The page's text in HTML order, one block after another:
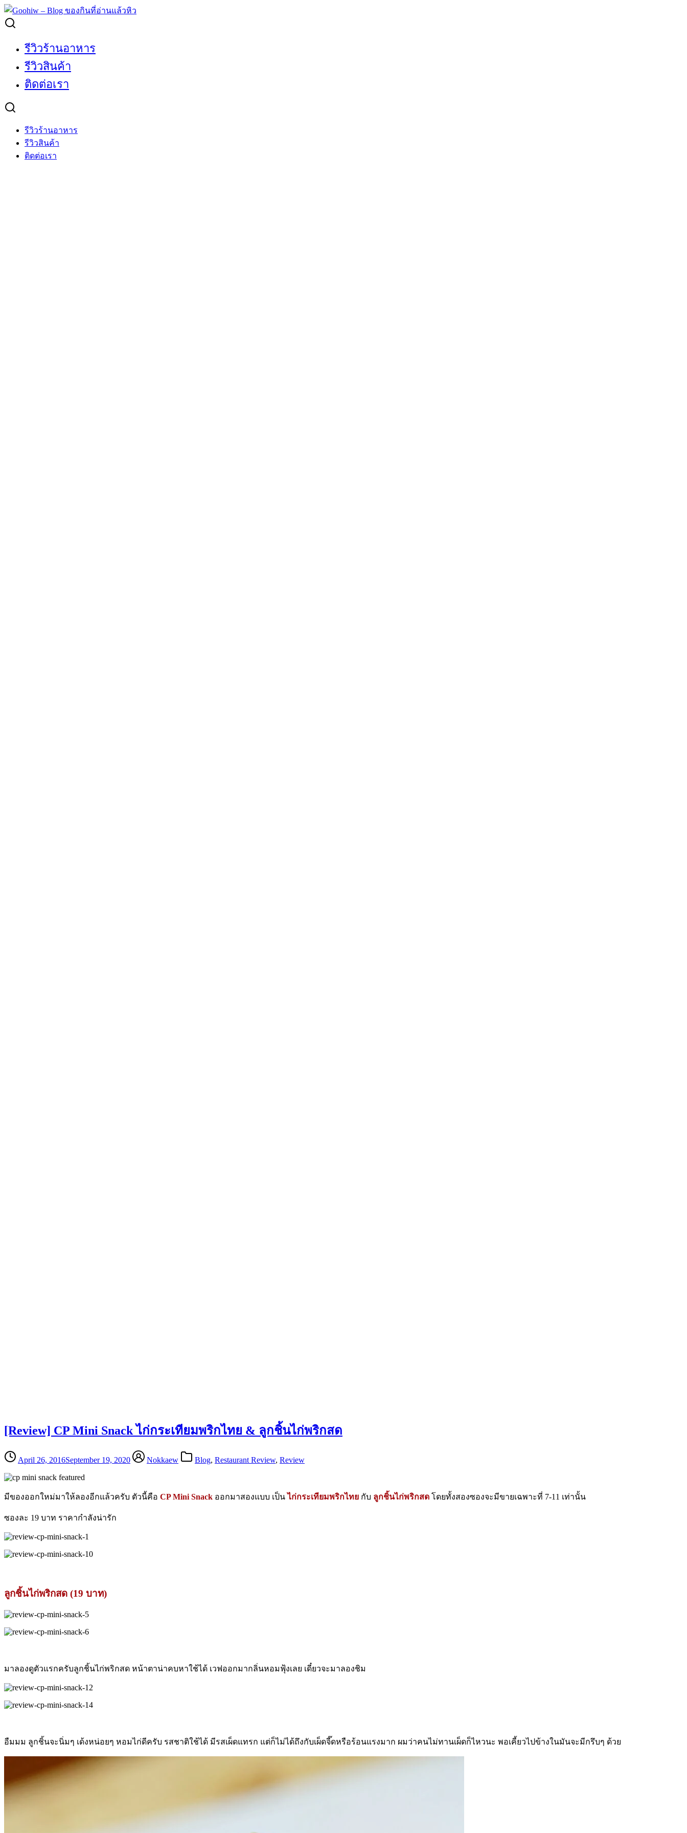
Skip
to
content
รีวิวร้านอาหาร
รีวิวสินค้า
ติดต่อเรา
รีวิวร้านอาหาร
รีวิวสินค้า
ติดต่อเรา
Search
[Review] CP Mini Snack ไก่กระเทียมพริกไทย & ลูกชิ้นไก่พริกสด
April 26, 2016September 19, 2020 Nokkaew Blog, Restaurant Review, Review
มีของออกใหม่มาให้ลองอีกแล้วครับ ตัวนี้คือ CP Mini Snack ออกมาสองแบบ เป็นไก่กระเทียมพริกไทย กับ ลูกชิ้นไก่พริกสด โดยทั้งสองซองจะมีขายเฉพาะที่ 7-11 เท่านั้น
ซองละ 19 บาท ราคากำลังน่ารัก
ลูกชิ้นไก่พริกสด (19 บาท)
มาลองดูตัวแรกครับลูกชิ้นไก่พริกสด หน้าตาน่าคบหาใช้ได้ เวฟออกมากลิ่นหอมฟุ้งเลย เดี๋ยวจะมาลองชิม
อืมมม ลูกชิ้นจะนิ่มๆ เด้งหน่อยๆ หอมไก่ดีครับ รสชาติใช้ได้ มีรสเผ็ดแทรก แต่ก็ไม่ได้ถึงกับเผ็ดจี๊ดหรือร้อนแรงมาก ผมว่าคนไม่ทานเผ็ดก็ไหวนะ พอเคี้ยวไปข้างในมันจะมีกรึบๆ ด้วย